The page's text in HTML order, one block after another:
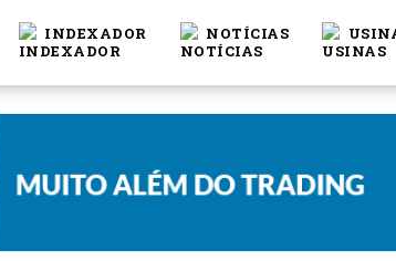
INDEXADOR NOTÍCIAS